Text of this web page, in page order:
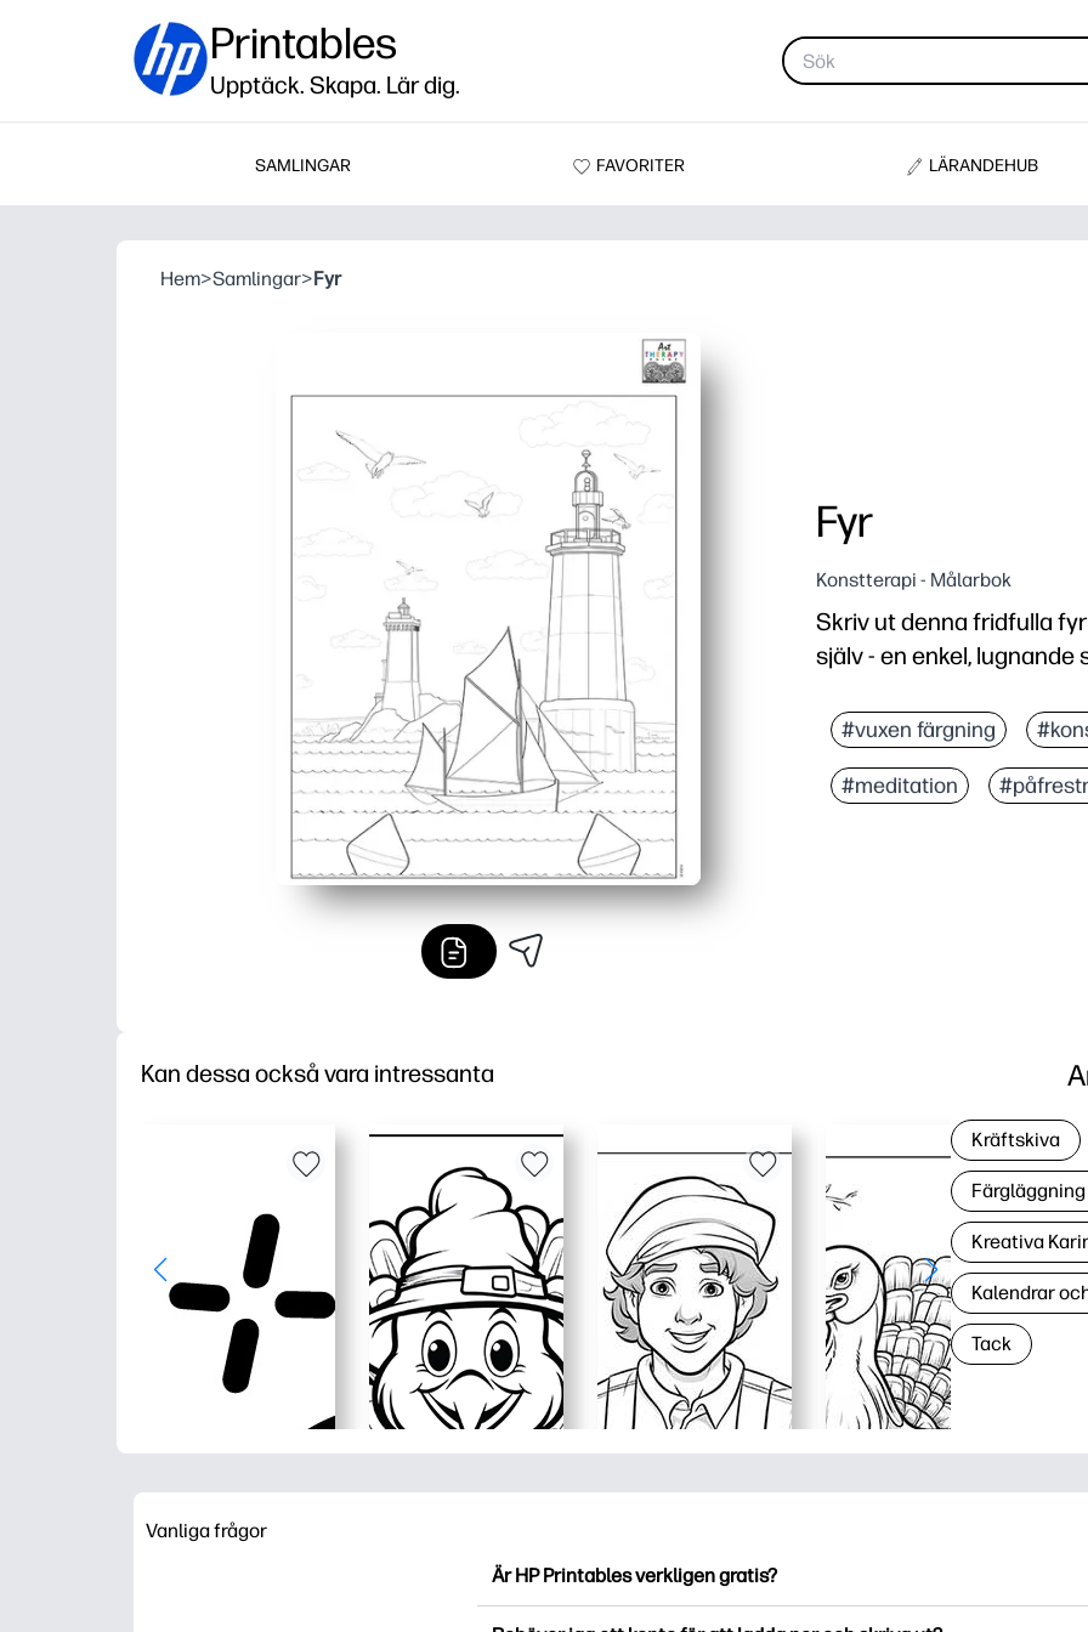
Printables
Upptäck. Skapa. Lär dig.
SAMLINGAR FAVORITER LÄRANDEHUB
Hem>Samlingar>Fyr
Fyr
Konstterapi - Målarbok
Skriv ut denna fridfulla
själv - en enkel, lugnande
Bekvämlighet utan
Lugnande fokus -
Kompetensbyggande -
#vuxen färgning
#meditation
Kan dessa också vara intressanta
Kräftskiva
Kreativa
Kalendrar
Tack
Vanliga frågor
Är HP Printables verkligen gratis?